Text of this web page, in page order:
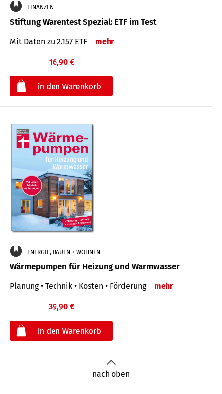
FINANZEN
Stiftung Warentest Spezial: ETF im Test
Mit Daten zu 2.157 ETF mehr
16,90 €
ENERGIE, BAUEN + WOHNEN
Wärmepumpen für Heizung und Warmwasser
Planung • Technik • Kosten • Förderung mehr
39,90 €
nach oben